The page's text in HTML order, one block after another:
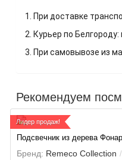
1. При доставке
2. Курьер по
3. При самовывозе из
Рекомендуем
Лидер продаж!
Подсвечник из дерева
Бренд: Remeco Collection